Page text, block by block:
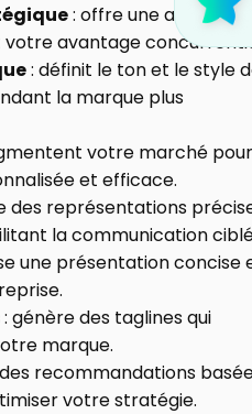
: offre une analyse
avantage
: définit le ton et le style
la marque plus
votre marché pour
et efficace.
des représentations
la communication
une présentation concise
: génère des taglines qui
marque.
recommandations
votre stratégie.